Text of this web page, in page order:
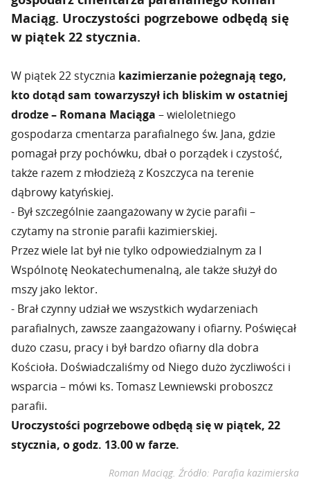
Maciąg. Uroczystości pogrzebowe odbędą się
w piątek 22 stycznia.
W piątek 22 stycznia kazimierzanie pożegnają tego,
kto dotąd sam towarzyszył ich bliskim w ostatniej
drodze – Romana Maciąga – wieloletniego
gospodarza cmentarza parafialnego św. Jana, gdzie
pomagał przy pochówku, dbał o porządek i czystość,
także razem z młodzieżą z Koszczyca na terenie
dąbrowy katyńskiej.
- Był szczególnie zaangażowany w życie parafii –
czytamy na stronie parafii kazimierskiej.
Przez wiele lat był nie tylko odpowiedzialnym za I
Wspólnotę Neokatechumenalną, ale także służył do
mszy jako lektor.
- Brał czynny udział we wszystkich wydarzeniach
parafialnych, zawsze zaangażowany i ofiarny. Poświęcał
dużo czasu, pracy i był bardzo ofiarny dla dobra
Kościoła. Doświadczaliśmy od Niego dużo życzliwości i
wsparcia – mówi ks. Tomasz Lewniewski proboszcz
parafii.
Uroczystości pogrzebowe odbędą się w piątek, 22
stycznia, o godz. 13.00 w farze.
Roman Maciąg. Źródło: Parafia kazimierska